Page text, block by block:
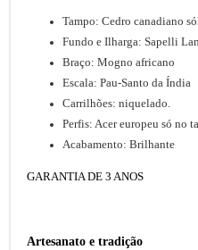
Tampo: Cedro canadiano
Fundo e Ilharga: Sapelli
Braço: Mogno africano
Escala: Pau-Santo da Índia
Carrilhões: niquelado.
Perfis: Acer europeu só no
Acabamento: Brilhante
GARANTIA DE 3 ANOS
Artesanato e tradição